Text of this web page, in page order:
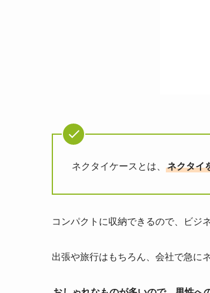
ネクタイケースとは、 ネクタイ
コンパクトに収納できるので、ビジ
出張や旅行はもちろん、会社で急に